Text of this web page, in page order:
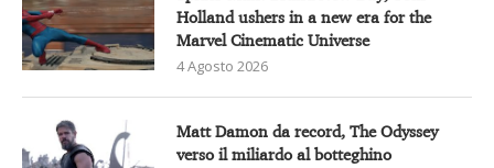
Holland ushers in a new era for the
Marvel Cinematic Universe
4 Agosto 2026
Matt Damon da record, The Odyssey
verso il miliardo al botteghino